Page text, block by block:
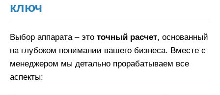
ключ
Выбор аппарата – это точный расчет, основанный
на глубоком понимании вашего бизнеса. Вместе с
менеджером мы детально прорабатываем все
аспекты: